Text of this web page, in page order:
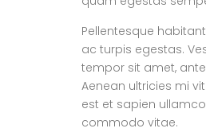
Pellentesque
ac turpis egestas.
tempor sit amet,
Aenean ultricies mi
est et sapien
commodo vitae.